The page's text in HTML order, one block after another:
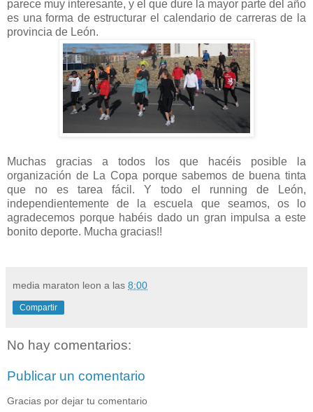
parece muy interesante, y el que dure la mayor parte del año
es una forma de estructurar el calendario de carreras de la
provincia de León.
Muchas gracias a todos los que hacéis posible la
organización de La Copa porque sabemos de buena tinta
que no es tarea fácil. Y todo el running de León,
independientemente de la escuela que seamos, os lo
agradecemos porque habéis dado un gran impulsa a este
bonito deporte. Mucha gracias!!
media maraton leon a las 8:00
Compartir
No hay comentarios:
Publicar un comentario
Gracias por dejar tu comentario